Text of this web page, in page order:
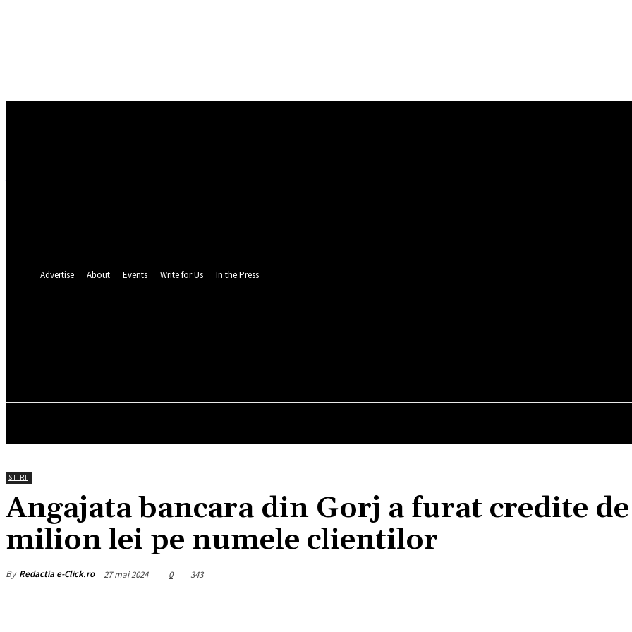
Advertise About Events Write for Us In the Press
STIRI
Angajata bancara din Gorj a furat credite de
milion lei pe numele clientilor
By Redactia e-Click.ro 27 mai 2024 0 343